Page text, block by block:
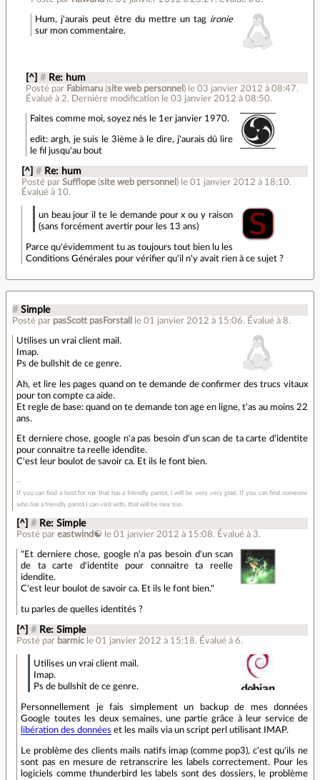
Hum, j'aurais peut être du mettre un tag ironie
sur mon commentaire.
[^] # Re: hum
Posté par Fabimaru (site web personnel ) le 03 janvier 2012 à 08:47.
Évalué à 2. Dernière modification le 03 janvier 2012 à 08:50.
Faites comme moi, soyez nés le 1er janvier 1970.
edit: argh, je suis le 3ième à le dire, j'aurais dû lire
le fil jusqu'au bout
[^] # Re: hum
Posté par Sufflope(site web personnel ) le 01 janvier 2012 à 18:10.
Évalué à 10.
un beau jour il te le demande pour x ou y raison
(sans forcément avertir pour les 13 ans)
Parce qu'évidemment tu as toujours tout bien lu les
Conditions Générales pour vérifier qu'il n'y avait rien à ce sujet ?
# Simple
Posté par pasScott pasForstall le 01 janvier 2012 à 15:06. Évalué à 8.
Utilises un vrai client mail.
Imap.
Ps de bullshit de ce genre.
Ah, et lire les pages quand on te demande de confirmer des trucs vitaux
pour ton compte ca aide.
Et regle de base: quand on te demande ton age en ligne, t'as au moins 22
ans.
Et derniere chose, google n'a pas besoin d'un scan de ta carte d'identite
pour connaitre ta reelle idendite.
C'est leur boulot de savoir ca. Et ils le font bien.
If you can find a host for me that has a friendly parrot, I will be very very glad. If you can find someone
who has a friendly parrot I can visit with, that will be nice too.
[^] # Re: Simple
Posté pareastwind☯ le 01 janvier 2012 à 15:08. Évalué à 3.
"Et derniere chose, google n'a pas besoin d'un scan
de ta carte d'identite pour connaitre ta reelle
idendite.
C'est leur boulot de savoir ca. Et ils le font bien."
tu parles de quelles identités ?
[^] # Re: Simple
Posté par barmic le 01 janvier 2012 à 15:18. Évalué à6.
Utilises un vrai client mail.
Imap.
Ps de bullshit de ce genre.
Personnellement je fais simplement un backup de mes données
Google toutes les deux semaines, une partie grâce à leur service de
libération des données et les mails via un script perl utilisant IMAP.
Le problème des clients mails natifs imap (comme pop3), c'est qu'ils ne
sont pas en mesure de retranscrire les labels correctement. Pour les
logiciels comme thunderbird les labels sont des dossiers, le problème